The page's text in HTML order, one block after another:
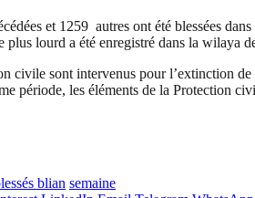
et 1259 autres ont été blessées
plus lourd a été enregistré dans la wilaya
civile sont intervenus pour l’extinction
période, les éléments de la Protection
blian semaine